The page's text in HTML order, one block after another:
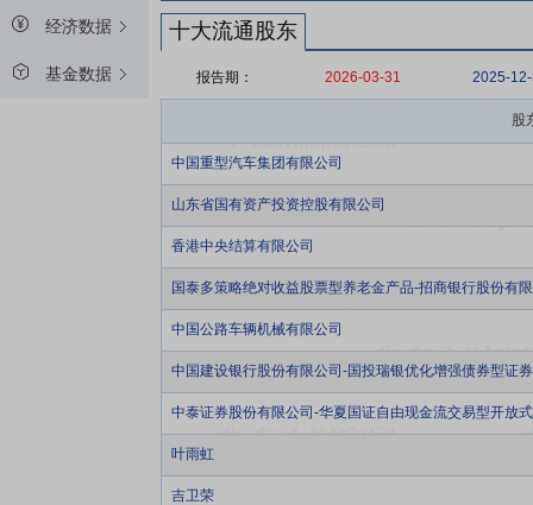
经济数据
基金数据
十大流通股东
报告期： 2026-03-31 2025-
股
中国重型汽车集团有限公司
山东省国有资产投资控股有限公司
香港中央结算有限公司
国泰多策略绝对收益股票型养老金产品-招商银行股份有
中国公路车辆机械有限公司
中国建设银行股份有限公司-国投瑞银优化增强债券型证
中泰证券股份有限公司-华夏国证自由现金流交易型开放
叶雨虹
吉卫荣